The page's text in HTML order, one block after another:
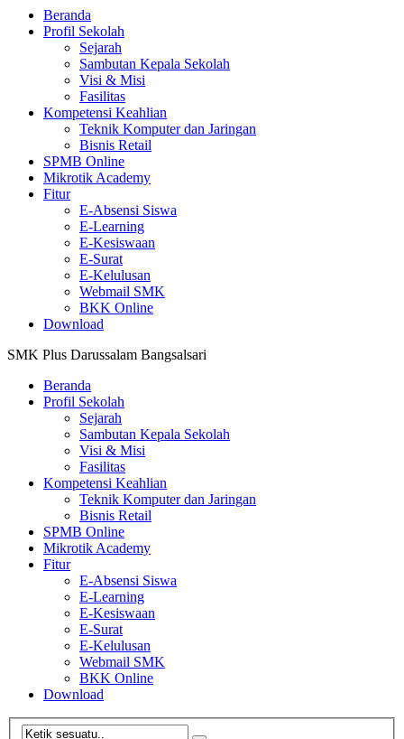
Beranda
Profil Sekolah
Sejarah
Sambutan Kepala Sekolah
Visi & Misi
Fasilitas
Kompetensi Keahlian
Teknik Komputer dan Jaringan
Bisnis Retail
SPMB Online
Mikrotik Academy
Fitur
E-Absensi Siswa
E-Learning
E-Kesiswaan
E-Surat
E-Kelulusan
Webmail SMK
BKK Online
Download
SMK Plus Darussalam Bangsalsari
Beranda
Profil Sekolah
Sejarah
Sambutan Kepala Sekolah
Visi & Misi
Fasilitas
Kompetensi Keahlian
Teknik Komputer dan Jaringan
Bisnis Retail
SPMB Online
Mikrotik Academy
Fitur
E-Absensi Siswa
E-Learning
E-Kesiswaan
E-Surat
E-Kelulusan
Webmail SMK
BKK Online
Download